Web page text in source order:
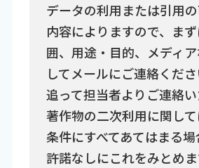
データの利用または引用
内容によりますので、ま
囲、用途・目的、メディ
してメールにご連絡くださ
追って担当者よりご連絡い
著作物の二次利用に関し
条件にすべてあてはまる
許諾なしにこれをみとめま